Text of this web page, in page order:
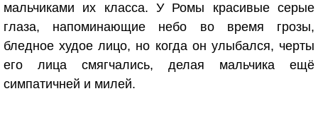
мальчиками их класса. У Ромы красивые серые
глаза, напоминающие небо во время грозы,
бледное худое лицо, но когда он улыбался, черты
его лица смягчались, делая мальчика ещё
симпатичней и милей.